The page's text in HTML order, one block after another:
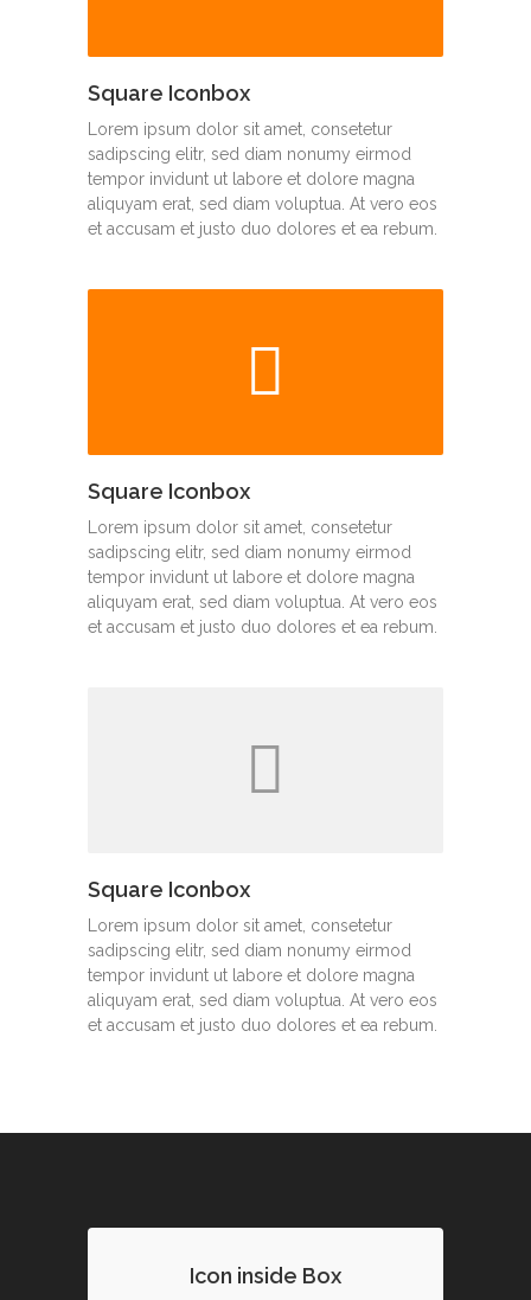
Square Iconbox
Lorem ipsum dolor sit amet, consetetur
sadipscing elitr, sed diam nonumy eirmod
tempor invidunt ut labore et dolore magna
aliquyam erat, sed diam voluptua. At vero eos
et accusam et justo duo dolores et ea rebum.
Square Iconbox
Lorem ipsum dolor sit amet, consetetur
sadipscing elitr, sed diam nonumy eirmod
tempor invidunt ut labore et dolore magna
aliquyam erat, sed diam voluptua. At vero eos
et accusam et justo duo dolores et ea rebum.
Square Iconbox
Lorem ipsum dolor sit amet, consetetur
sadipscing elitr, sed diam nonumy eirmod
tempor invidunt ut labore et dolore magna
aliquyam erat, sed diam voluptua. At vero eos
et accusam et justo duo dolores et ea rebum.
Icon inside Box